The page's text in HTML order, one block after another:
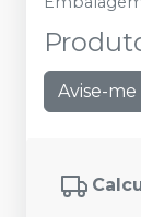
Avise-me